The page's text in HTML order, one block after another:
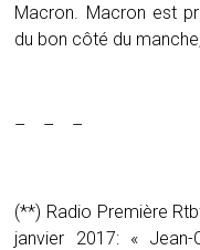
Macron. Macron est
du bon côté du
– – –
(**) Radio Première
janvier 2017: « Jean-